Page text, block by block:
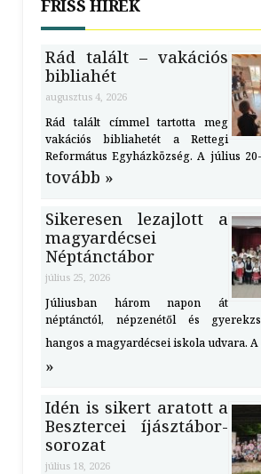
FRISS HÍREK
Rád talált – vakációs
bibliahét
augusztus 4, 2026
Rád talált címmel tartotta meg
vakációs bibliahetét a Rettegi
Református Egyházközség. A július
tovább »
Sikeresen lezajlott a
magyardécsei
Néptánctábor
július 25, 2026
Júliusban három napon át
néptánctól, népzenétől és
hangos a magyardécsei iskola udvara.
»
Idén is sikert aratott a
Besztercei íjásztábor-
sorozat
július 18, 2026